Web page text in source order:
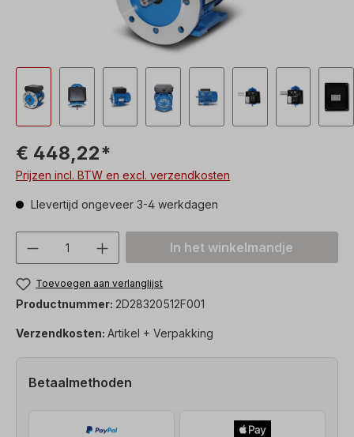
€ 448,22*
Prijzen incl. BTW en excl. verzendkosten
Llevertijd ongeveer 3-4 werkdagen
Producthoeveelheid: Voer de
In het winkelmandje
Toevoegen aan verlanglijst
Productnummer: 2D28320512F001
Verzendkosten: Artikel + Verpakking
Betaalmethoden